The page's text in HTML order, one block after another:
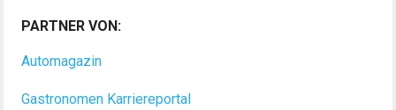
liebst[...]
PARTNER VON:
Automagazin
Gastronomen Karriereportal